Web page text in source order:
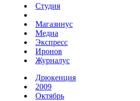
Студия
Магазинус
Медиа
Экспресс
Иронов
Журналус
Дрюкенция
2009
Октябрь